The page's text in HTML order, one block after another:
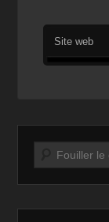
Site web
Recherche